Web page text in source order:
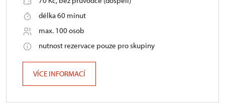
délka 60 minut
max. 100 osob
nutnost rezervace pouze pro skupiny
VÍCE INFORMACÍ